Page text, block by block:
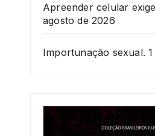
Apreender celular
agosto de 2026
Importunação sexual.